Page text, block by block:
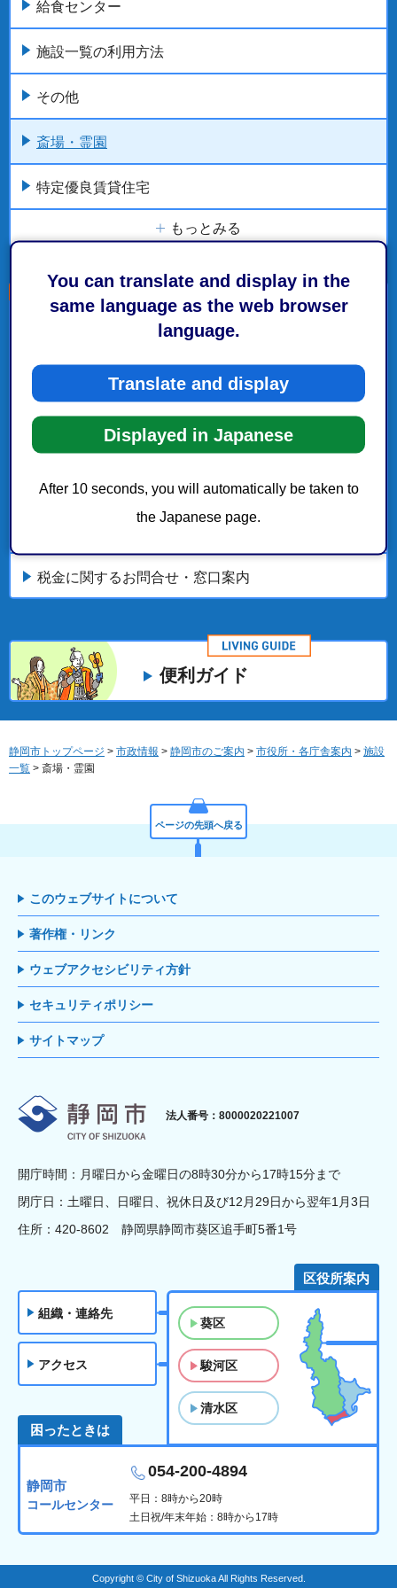
You can translate and display in the
same language as the web browser
language.
Translate and display
Displayed in Japanese
After 10 seconds, you will automatically be taken to
the Japanese page.
給食センター
施設一覧の利用方法
その他
斎場・霊園
特定優良賃貸住宅
もっとみる
こちらの記事も読まれています。
斎場のご案内（庵原斎場改修に伴う一時閉場のお知
防災・安全
美術館・博物館・動物園
税金に関するお問合せ・窓口案内
便利ガイド
静岡市トップページ > 市政情報 > 静岡市のご案内 > 市役所・各庁舎案内 > 施設
一覧 > 斎場・霊園
ページの先頭へ戻る
このウェブサイトについて
著作権・リンク
ウェブアクセシビリティ方針
セキュリティポリシー
サイトマップ
静岡市
法人番号：8000020221007
開庁時間：月曜日から金曜日の8時30分から17時15分まで
閉庁日：土曜日、日曜日、祝休日及び12月29日から翌年1月3日
住所：420-8602 静岡県静岡市葵区追手町5番1号
組織・連絡先
アクセス
区役所案内
葵区
駿河区
清水区
困ったときは
静岡市
コールセンター
054-200-4894
平日：8時から20時
土日祝/年末年始：8時から17時
Copyright © City of Shizuoka All Rights Reserved.